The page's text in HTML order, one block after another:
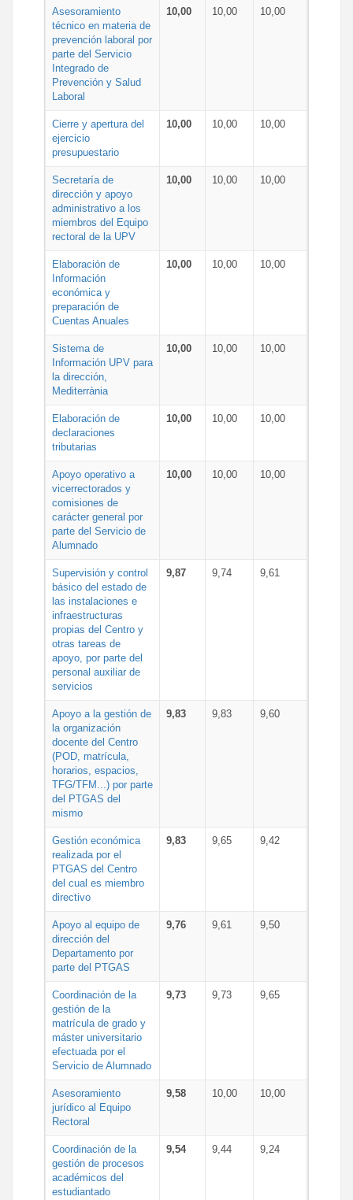
Asesoramiento
técnico en materia de
prevención laboral por
parte del Servicio
Integrado de
Prevención y Salud
Laboral
10,00 10,00 10,00
Cierre y apertura del
ejercicio
presupuestario
10,00 10,00 10,00
Secretaría de
dirección y apoyo
administrativo a los
miembros del Equipo
rectoral de la UPV
10,00 10,00 10,00
Elaboración de
Información
económica y
preparación de
Cuentas Anuales
10,00 10,00 10,00
Sistema de
Información UPV para
la dirección,
Mediterrània
10,00 10,00 10,00
Elaboración de
declaraciones
tributarias
10,00 10,00 10,00
Apoyo operativo a
vicerrectorados y
comisiones de
carácter general por
parte del Servicio de
Alumnado
10,00 10,00 10,00
Supervisión y control
básico del estado de
las instalaciones e
infraestructuras
propias del Centro y
otras tareas de
apoyo, por parte del
personal auxiliar de
servicios
9,87 9,74 9,61
Apoyo a la gestión de
la organización
docente del Centro
(POD, matrícula,
horarios, espacios,
TFG/TFM...) por parte
del PTGAS del
mismo
9,83 9,83 9,60
Gestión económica
realizada por el
PTGAS del Centro
del cual es miembro
directivo
9,83 9,65 9,42
Apoyo al equipo de
dirección del
Departamento por
parte del PTGAS
9,76 9,61 9,50
Coordinación de la
gestión de la
matrícula de grado y
máster universitario
efectuada por el
Servicio de Alumnado
9,73 9,73 9,65
Asesoramiento
jurídico al Equipo
Rectoral
9,58 10,00 10,00
Coordinación de la
gestión de procesos
académicos del
estudiantado
9,54 9,44 9,24